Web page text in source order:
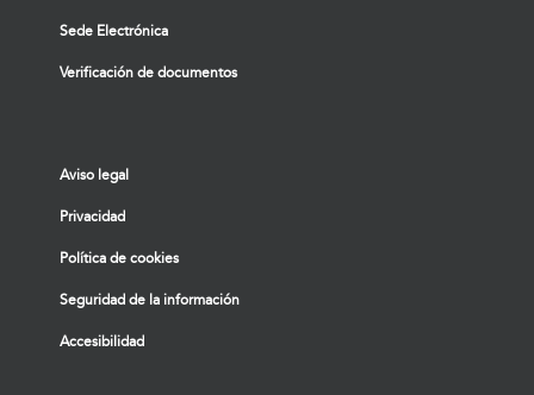
Sede Electrónica
Verificación de documentos
Aviso legal
Privacidad
Política de cookies
Seguridad de la información
Accesibilidad